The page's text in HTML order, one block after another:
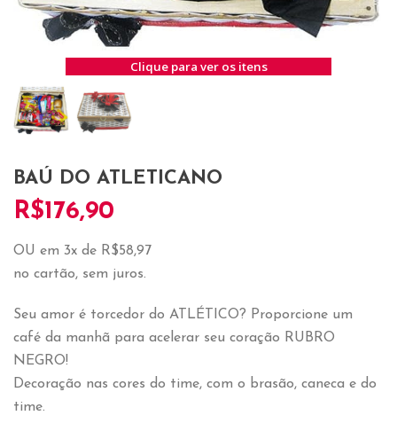
Clique para ver os itens
BAÚ DO ATLETICANO
R$176,90
OU em 3x de R$58,97
no cartão, sem juros.
Seu amor é torcedor do ATLÉTICO? Proporcione um
café da manhã para acelerar seu coração RUBRO
NEGRO!
Decoração nas cores do time, com o brasão, caneca e do
time.